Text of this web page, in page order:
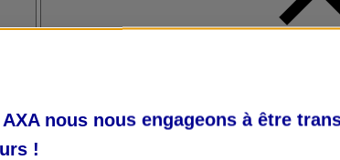
AXA nous nous engageons à être
!